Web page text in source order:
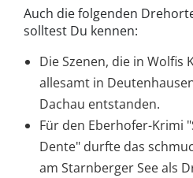
Auch die folgenden
solltest Du kennen:
Die Szenen, die in Wolfis
allesamt in
Dachau entstanden.
Für den Eberhofer-Krimi
Dente" durfte das
am Starnberger See als